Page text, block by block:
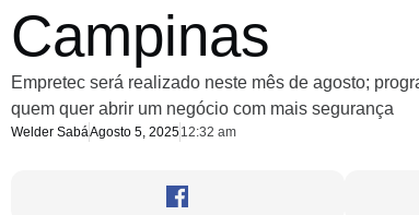
Campinas
Empretec será realizado neste mês de agosto;
quem quer abrir um negócio com mais segurança
Welder SabáAgosto 5, 202512:32 am